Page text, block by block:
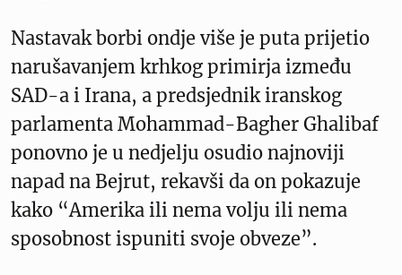
Nastavak borbi ondje više je puta prijetio
narušavanjem krhkog primirja između
SAD-a i Irana, a predsjednik iranskog
parlamenta Mohammad-Bagher Ghalibaf
ponovno je u nedjelju osudio najnoviji
napad na Bejrut, rekavši da on pokazuje
kako “Amerika ili nema volju ili nema
sposobnost ispuniti svoje obveze”.